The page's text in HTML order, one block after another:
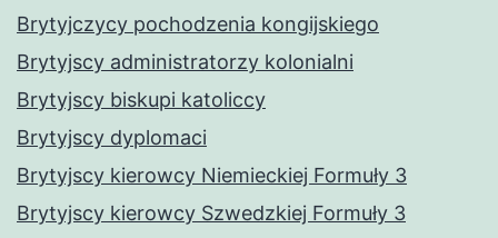
Brytyjczycy pochodzenia kongijskiego
Brytyjscy administratorzy kolonialni
Brytyjscy biskupi katoliccy
Brytyjscy dyplomaci
Brytyjscy kierowcy Niemieckiej Formuły 3
Brytyjscy kierowcy Szwedzkiej Formuły 3